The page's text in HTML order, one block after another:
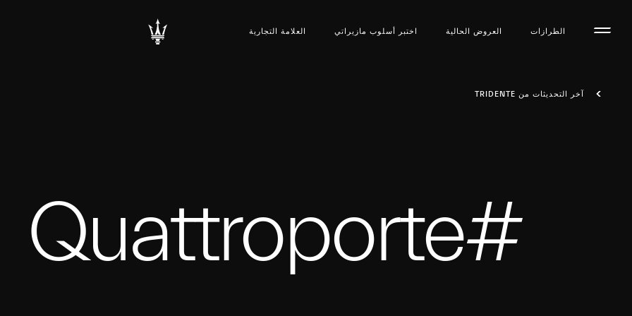
الطرازات العروض الحالية اختبر أسلوب مازیراتي العلامة التجارية
آخر التحديثات من TRIDENTE
#Quattroporte